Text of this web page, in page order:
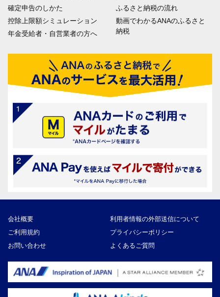
確定申告のしかた
控除上限額シミュレーション
年金受給者・自営業者の方へ
ふるさと納税の流れ
動画でわかるANAのふるさと
納税
会社概要
利用者情報の外部送信について
ご利用規約
プライバシーポリシー
お問い合わせ
よくあるご質問